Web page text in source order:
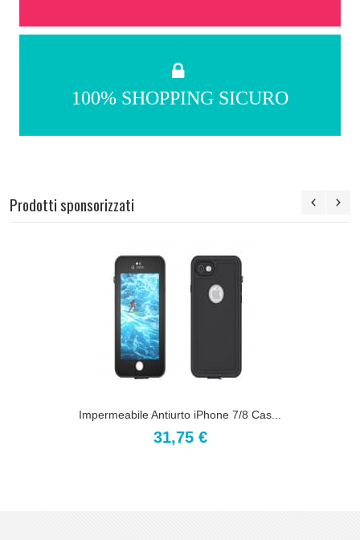
100% SHOPPING SICURO
Prodotti sponsorizzati
Impermeabile Antiurto iPhone 7/8 Cas...
31,75 €